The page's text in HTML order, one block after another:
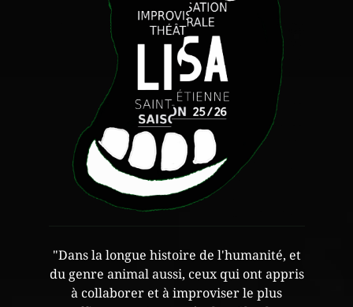
"Dans la longue histoire de l'humanité, et
du genre animal aussi, ceux qui ont appris
à collaborer et à improviser le plus